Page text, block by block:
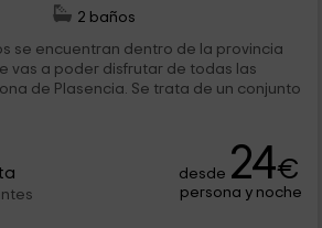
2 baños
se encuentran dentro de la provincia
vas a poder disfrutar de todas las
de Plasencia. Se trata de un conjunto
desde 24€
persona y noche